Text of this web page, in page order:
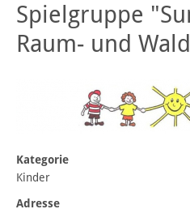
Spielgruppe
Raum- und
Kategorie
Kinder
Adresse